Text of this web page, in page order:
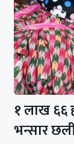
१ लाख ६६
भन्सार